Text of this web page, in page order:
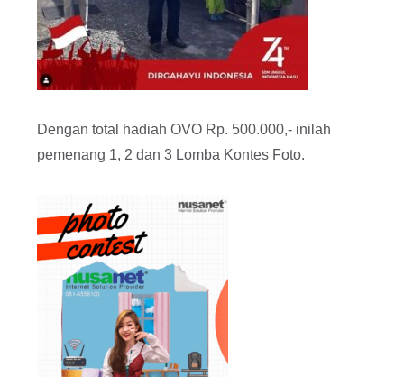
Dengan total hadiah OVO Rp. 500.000,- inilah
pemenang 1, 2 dan 3 Lomba Kontes Foto.